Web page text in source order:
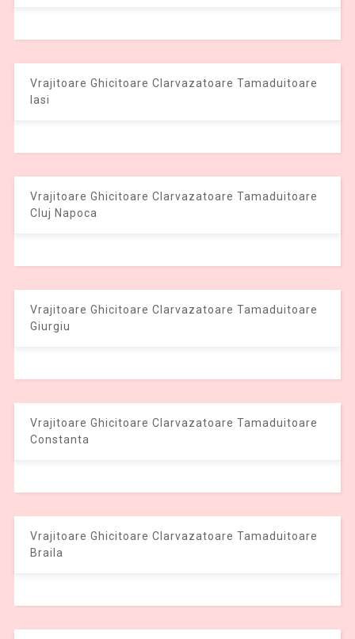
Vrajitoare Ghicitoare Clarvazatoare Tamaduitoare
Iasi
Vrajitoare Ghicitoare Clarvazatoare Tamaduitoare
Cluj Napoca
Vrajitoare Ghicitoare Clarvazatoare Tamaduitoare
Giurgiu
Vrajitoare Ghicitoare Clarvazatoare Tamaduitoare
Constanta
Vrajitoare Ghicitoare Clarvazatoare Tamaduitoare
Braila